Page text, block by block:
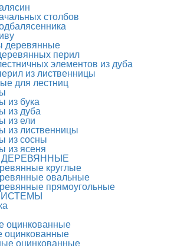
столбов
деревянные
перил
элементов из дуба
из лиственницы
для лестниц
из бука
из дуба
из ели
из лиственницы
из сосны
из ясеня
круглые
овальные
прямоугольные
оцинкованные
оцинкованные
оцинкованные